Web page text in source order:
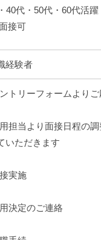
40代・50代・60代活躍
接可
経験者
トリーフォームより
担当より面接日程の
いただきます
実施
決定のご連絡